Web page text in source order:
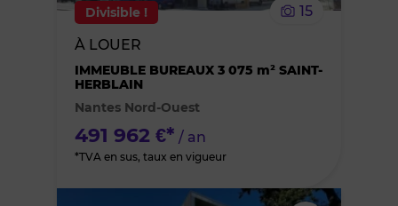
des
Divisible !
15
À LOUER
IMMEUBLE BUREAUX 3 075 m² SAINT-
HERBLAIN
Nantes Nord-Ouest
491 962 €* / an
*TVA en sus, taux en vigueur